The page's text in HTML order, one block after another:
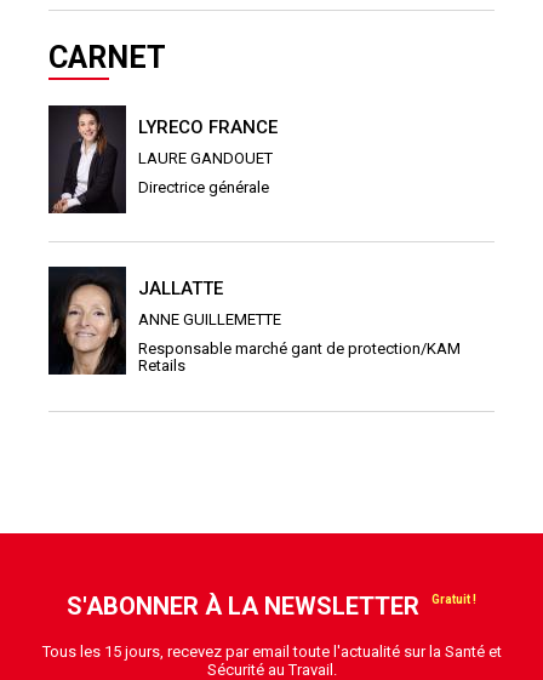
CARNET
LYRECO FRANCE
LAURE GANDOUET
Directrice générale
JALLATTE
ANNE GUILLEMETTE
Responsable marché gant de protection/KAM
Retails
S'ABONNER À LA NEWSLETTER
Tous les 15 jours, recevez par email toute l'actualité sur la Santé et
Sécurité au Travail.